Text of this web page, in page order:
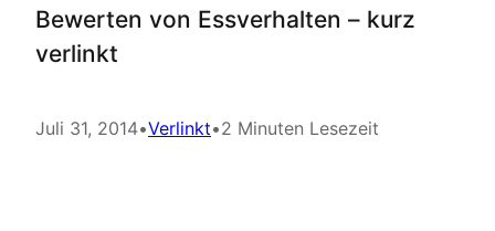
Bewerten von Essverhalten – kurz
verlinkt
Juli 31, 2014•Verlinkt•2 Minuten Lesezeit